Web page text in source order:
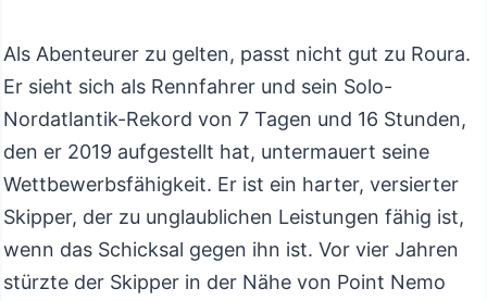
Als Abenteurer zu gelten, passt nicht gut zu Roura.
Er sieht sich als Rennfahrer und sein Solo-
Nordatlantik-Rekord von 7 Tagen und 16 Stunden,
den er 2019 aufgestellt hat, untermauert seine
Wettbewerbsfähigkeit. Er ist ein harter, versierter
Skipper, der zu unglaublichen Leistungen fähig ist,
wenn das Schicksal gegen ihn ist. Vor vier Jahren
stürzte der Skipper in der Nähe von Point Nemo